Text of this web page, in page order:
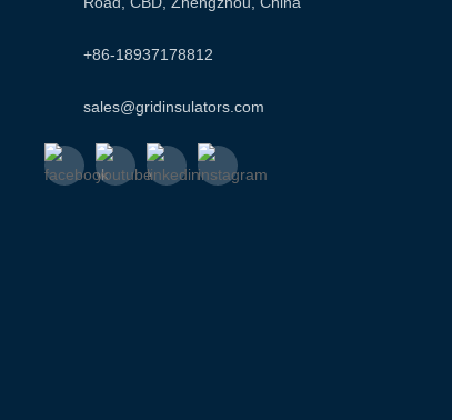
+86-18937178812
sales@gridinsulators.com